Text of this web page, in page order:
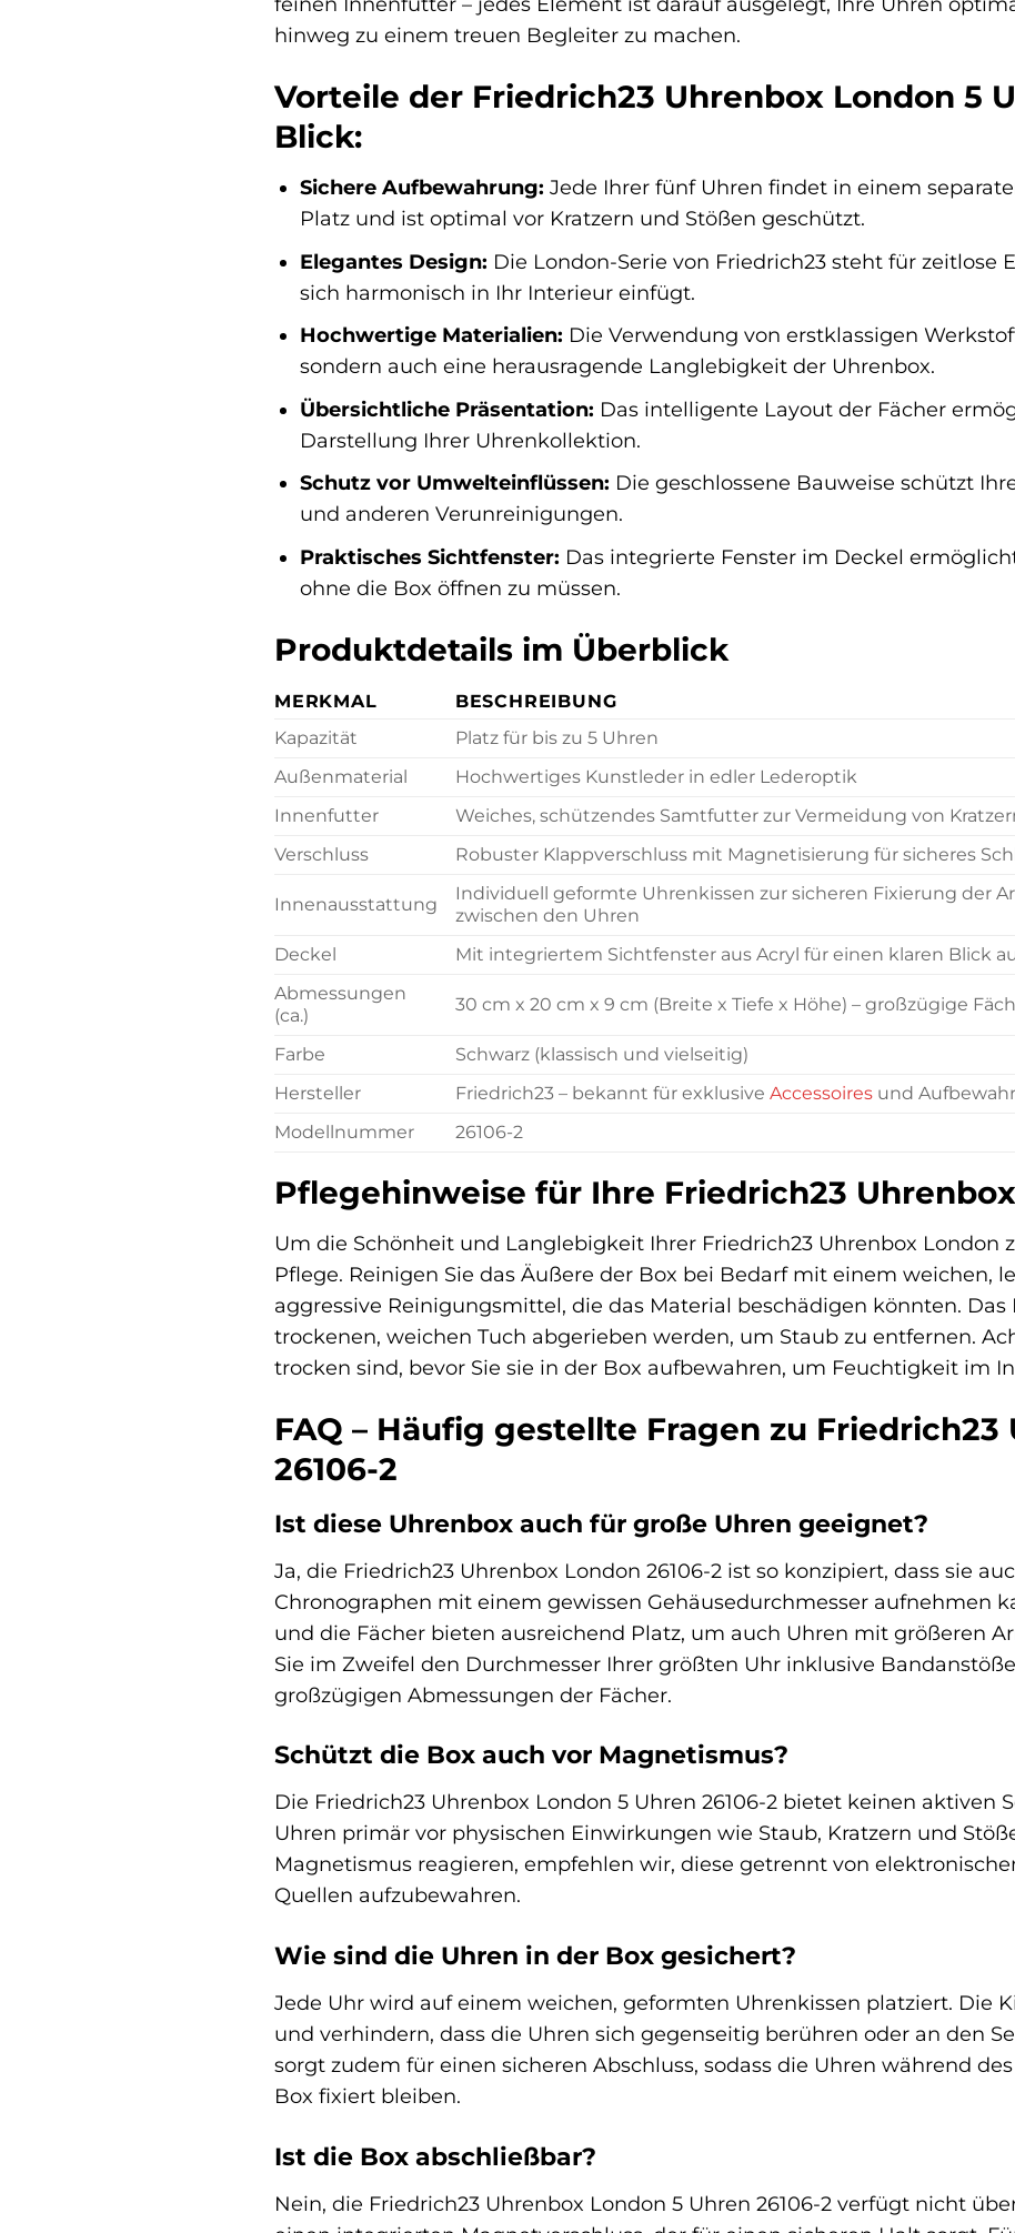
hinweg zu einem treuen Begleiter zu machen.
Vorteile der Friedrich23 Uhrenbox London 5
Blick:
Sichere Aufbewahrung: Jede Ihrer fünf Uhren findet in einem
Platz und ist optimal vor Kratzern und Stößen geschützt.
Elegantes Design: Die London-Serie von Friedrich23 steht für
sich harmonisch in Ihr Interieur einfügt.
Hochwertige Materialien: Die Verwendung von erstklassigen
sondern auch eine herausragende Langlebigkeit der Uhrenbox.
Übersichtliche Präsentation: Das intelligente Layout der Fächer
Darstellung Ihrer Uhrenkollektion.
Schutz vor Umwelteinflüssen: Die geschlossene Bauweise schützt
und anderen Verunreinigungen.
Praktisches Sichtfenster: Das integrierte Fenster im Deckel
ohne die Box öffnen zu müssen.
Produktdetails im Überblick
MERKMAL
BESCHREIBUNG
Kapazität
Platz für bis zu 5 Uhren
Außenmaterial
Hochwertiges Kunstleder in edler Lederoptik
Innenfutter
Weiches, schützendes Samtfutter zur Vermeidung von
Verschluss
Robuster Klappverschluss mit Magnetisierung für sicheres
Innenausstattung
Individuell geformte Uhrenkissen zur sicheren Fixierung der
zwischen den Uhren
Deckel
Mit integriertem Sichtfenster aus Acryl für einen klaren Blick
Abmessungen
(ca.)
30 cm x 20 cm x 9 cm (Breite x Tiefe x Höhe) – großzügige
Farbe
Schwarz (klassisch und vielseitig)
Hersteller
Friedrich23 – bekannt für exklusive Accessoiresund
Modellnummer
26106-2
Pflegehinweise für Ihre Friedrich23 Uhrenbox
Um die Schönheit und Langlebigkeit Ihrer Friedrich23 Uhrenbox London
Pflege. Reinigen Sie das Äußere der Box bei Bedarf mit einem weichen,
aggressive Reinigungsmittel, die das Material beschädigen könnten.
trockenen, weichen Tuch abgerieben werden, um Staub zu entfernen.
trocken sind, bevor Sie sie in der Box aufbewahren, um Feuchtigkeit im
FAQ – Häufig gestellte Fragen zu
26106-2
Ist diese Uhrenbox auch für große Uhren geeignet?
Ja, die Friedrich23 Uhrenbox London 26106-2 ist so konzipiert, dass sie
Chronographen mit einem gewissen Gehäusedurchmesser aufnehmen
und die Fächer bieten ausreichend Platz, um auch Uhren mit größeren
Sie im Zweifel den Durchmesser Ihrer größten Uhr inklusive
großzügigen Abmessungen der Fächer.
Schützt die Box auch vor Magnetismus?
Die Friedrich23 Uhrenbox London 5 Uhren 26106-2 bietet keinen aktiven
Uhren primär vor physischen Einwirkungen wie Staub, Kratzern und
Magnetismus reagieren, empfehlen wir, diese getrennt von
Quellen aufzubewahren.
Wie sind die Uhren in der Box gesichert?
Jede Uhr wird auf einem weichen, geformten Uhrenkissen platziert. Die
und verhindern, dass die Uhren sich gegenseitig berühren oder an den
sorgt zudem für einen sicheren Abschluss, sodass die Uhren während
Box fixiert bleiben.
Ist die Box abschließbar?
Nein, die Friedrich23 Uhrenbox London 5 Uhren 26106-2 verfügt nicht